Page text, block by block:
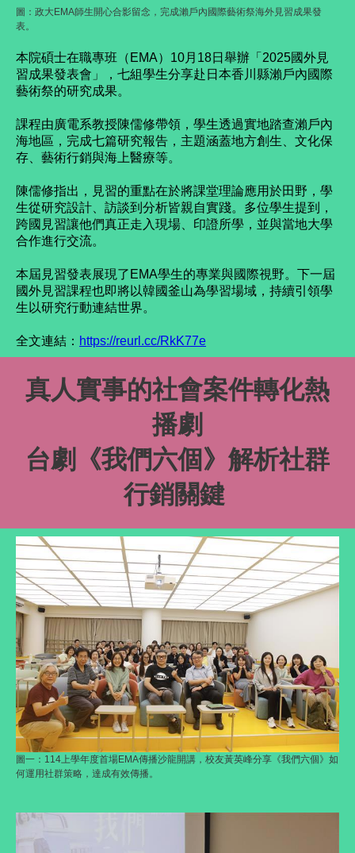
圖：政大EMA師生開心合影留念，完成瀨戶內國際藝術祭海外見習成果發
表。
本院碩士在職專班（EMA）10月18日舉辦「2025國外見
習成果發表會」，七組學生分享赴日本香川縣瀨戶內國際
藝術祭的研究成果。
課程由廣電系教授陳儒修帶領，學生透過實地踏查瀨戶內
海地區，完成七篇研究報告，主題涵蓋地方創生、文化保
存、藝術行銷與海上醫療等。
陳儒修指出，見習的重點在於將課堂理論應用於田野，學
生從研究設計、訪談到分析皆親自實踐。多位學生提到，
跨國見習讓他們真正走入現場、印證所學，並與當地大學
合作進行交流。
本屆見習發表展現了EMA學生的專業與國際視野。下一屆
國外見習課程也即將以韓國釜山為學習場域，持續引領學
生以研究行動連結世界。
全文連結 ： https://reurl.cc/RkK77e
真人實事的社會案件轉化熱
播劇
台劇《我們六個》解析社群
行銷關鍵
圖一：114上學年度首場EMA傳播沙龍開講，校友黃英峰分享《我們六個》如
何運用社群策略，達成有效傳播。